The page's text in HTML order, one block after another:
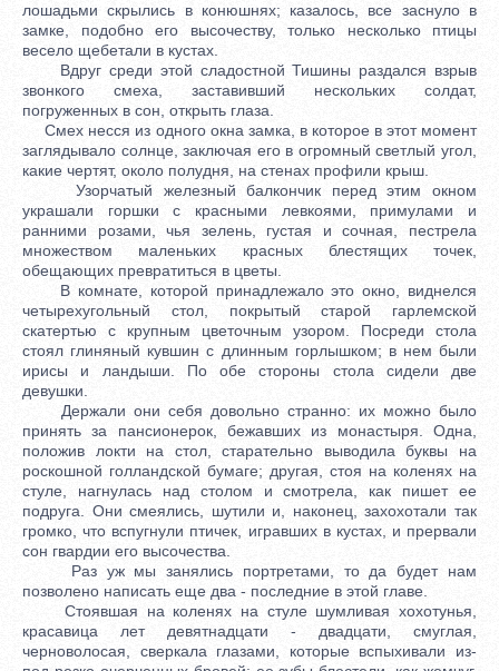
лошадьми скрылись в конюшнях; казалось, все заснуло в
замке, подобно его высочеству, только несколько птицы
весело щебетали в кустах.
Вдруг среди этой сладостной Тишины раздался взрыв
звонкого смеха, заставивший нескольких солдат,
погруженных в сон, открыть глаза.
Смех несся из одного окна замка, в которое в этот момент
заглядывало солнце, заключая его в огромный светлый угол,
какие чертят, около полудня, на стенах профили крыш.
Узорчатый железный балкончик перед этим окном
украшали горшки с красными левкоями, примулами и
ранними розами, чья зелень, густая и сочная, пестрела
множеством маленьких красных блестящих точек,
обещающих превратиться в цветы.
В комнате, которой принадлежало это окно, виднелся
четырехугольный стол, покрытый старой гарлемской
скатертью с крупным цветочным узором. Посреди стола
стоял глиняный кувшин с длинным горлышком; в нем были
ирисы и ландыши. По обе стороны стола сидели две
девушки.
Держали они себя довольно странно: их можно было
принять за пансионерок, бежавших из монастыря. Одна,
положив локти на стол, старательно выводила буквы на
роскошной голландской бумаге; другая, стоя на коленях на
стуле, нагнулась над столом и смотрела, как пишет ее
подруга. Они смеялись, шутили и, наконец, захохотали так
громко, что вспугнули птичек, игравших в кустах, и прервали
сон гвардии его высочества.
Раз уж мы занялись портретами, то да будет нам
позволено написать еще два - последние в этой главе.
Стоявшая на коленях на стуле шумливая хохотунья,
красавица лет девятнадцати - двадцати, смуглая,
черноволосая, сверкала глазами, которые вспыхивали из-